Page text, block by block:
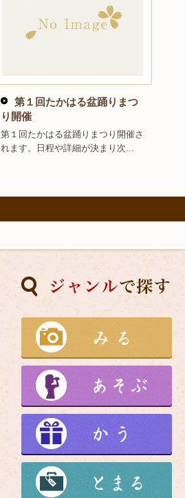
第１回たかはる盆踊りまつ
り開催
第１回たかはる盆踊りまつり開催さ
れます。日程や詳細が決まり次...